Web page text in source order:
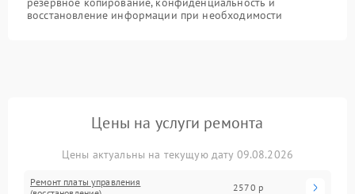
восстановление информации при необходимости
Цены на услуги ремонта
Цены актуальны на текущую дату 09.08.2026
Ремонт платы управления
2570 р